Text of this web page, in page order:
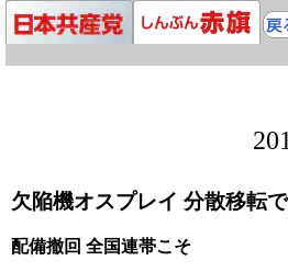
欠陥機オスプレイ 分散移転
配備撤回 全国連帯こそ